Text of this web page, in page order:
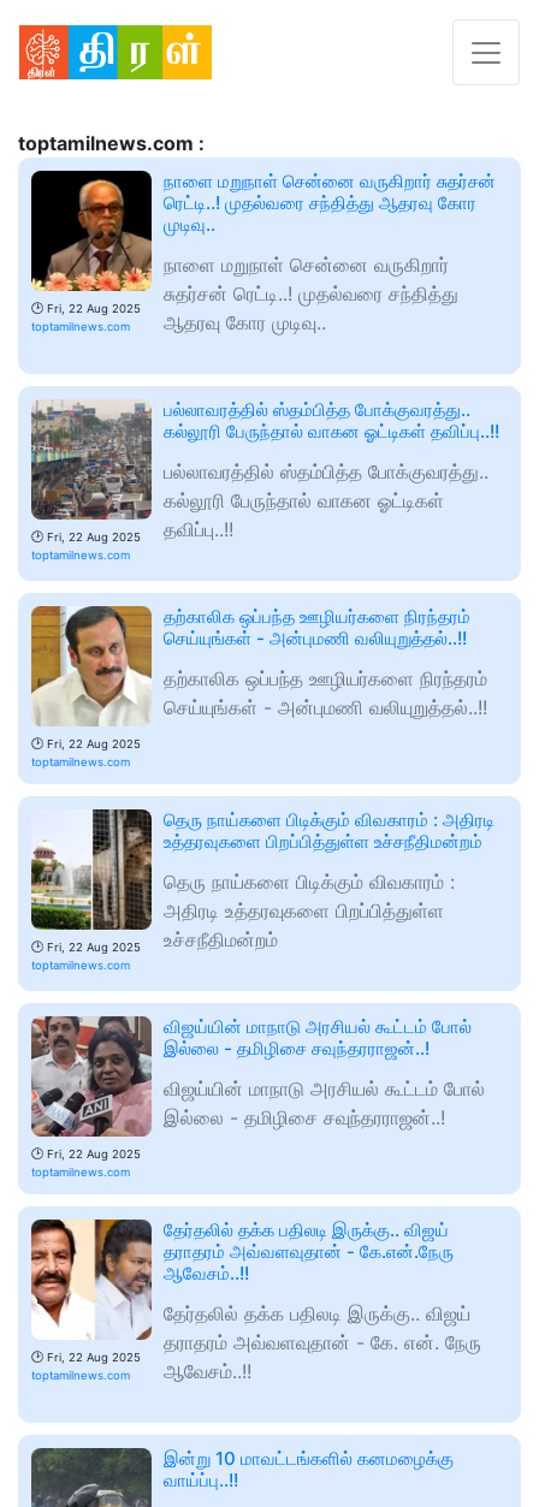
toptamilnews.com :
🕑 Fri, 22 Aug 2025
toptamilnews.com
நாளை மறுநாள் சென்னை வருகிறார் சுதர்சன்
ரெட்டி..! முதல்வரை சந்தித்து ஆதரவு கோர
முடிவு..
நாளை மறுநாள் சென்னை வருகிறார்
சுதர்சன் ரெட்டி..! முதல்வரை சந்தித்து
ஆதரவு கோர முடிவு..
🕑 Fri, 22 Aug 2025
toptamilnews.com
பல்லாவரத்தில் ஸ்தம்பித்த போக்குவரத்து..
கல்லூரி பேருந்தால் வாகன ஓட்டிகள் தவிப்பு..!!
பல்லாவரத்தில் ஸ்தம்பித்த போக்குவரத்து..
கல்லூரி பேருந்தால் வாகன ஓட்டிகள்
தவிப்பு..!!
🕑 Fri, 22 Aug 2025
toptamilnews.com
தற்காலிக ஒப்பந்த ஊழியர்களை நிரந்தரம்
செய்யுங்கள் - அன்புமணி வலியுறுத்தல்..!!
தற்காலிக ஒப்பந்த ஊழியர்களை நிரந்தரம்
செய்யுங்கள் - அன்புமணி வலியுறுத்தல்..!!
🕑 Fri, 22 Aug 2025
toptamilnews.com
தெரு நாய்களை பிடிக்கும் விவகாரம் : அதிரடி
உத்தரவுகளை பிறப்பித்துள்ள உச்சநீதிமன்றம்
தெரு நாய்களை பிடிக்கும் விவகாரம் :
அதிரடி உத்தரவுகளை பிறப்பித்துள்ள
உச்சநீதிமன்றம்
🕑 Fri, 22 Aug 2025
toptamilnews.com
விஜய்யின் மாநாடு அரசியல் கூட்டம் போல்
இல்லை - தமிழிசை சவுந்தரராஜன்..!
விஜய்யின் மாநாடு அரசியல் கூட்டம் போல்
இல்லை - தமிழிசை சவுந்தரராஜன்..!
🕑 Fri, 22 Aug 2025
toptamilnews.com
தேர்தலில் தக்க பதிலடி இருக்கு.. விஜய்
தராதரம் அவ்வளவுதான் - கே.என்.நேரு
ஆவேசம்..!!
தேர்தலில் தக்க பதிலடி இருக்கு.. விஜய்
தராதரம் அவ்வளவுதான் - கே. என். நேரு
ஆவேசம்..!!
இன்று 10 மாவட்டங்களில் கனமழைக்கு
வாய்ப்பு..!!